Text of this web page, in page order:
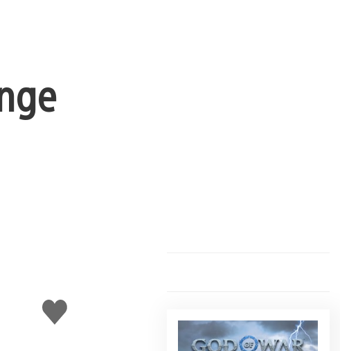
Gefällt
mir